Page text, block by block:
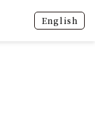
English